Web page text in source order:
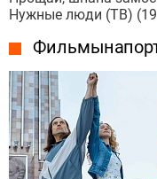
Нужные люди (ТВ)
Фильмы на